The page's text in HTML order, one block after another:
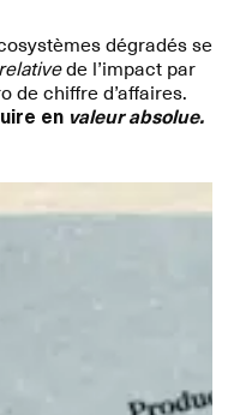
dégradés se
relativede l’impact par
de chiffre d’affaires.
en valeur absolue.